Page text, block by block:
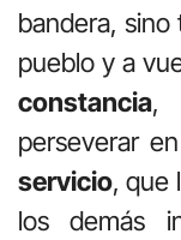
bandera, sino
pueblo y a
constancia,
perseverar
servicio, que
los demás